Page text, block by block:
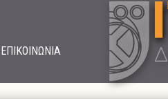
ΕΠΙΚΟΙΝΩΝΙΑ